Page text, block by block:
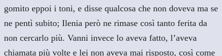
gomito eppoi i toni, e disse qualcosa che non doveva ma se
ne pentì subito; Ilenia però ne rimase così tanto ferita da
non cercarlo più. Vanni invece lo aveva fatto, l’aveva
chiamata più volte e lei non aveva mai risposto, così come